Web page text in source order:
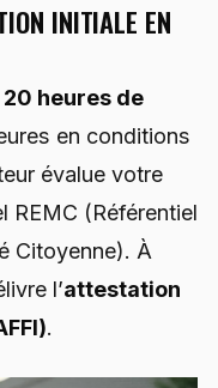
INITIALE EN
20 heures de
en conditions
évalue votre
REMC (Référentiel
Citoyenne). À
l’attestation
.